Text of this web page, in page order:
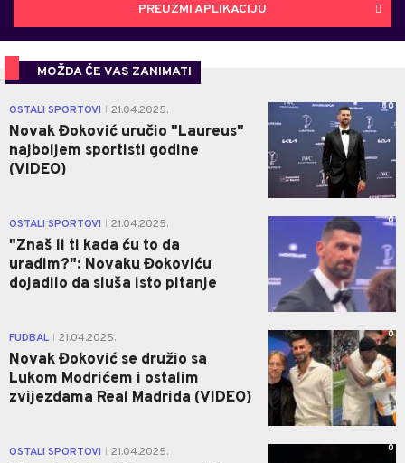
PREUZMI APLIKACIJU
MOŽDA ĆE VAS ZANIMATI
OSTALI SPORTOVI 21.04.2025.
Novak Đoković uručio "Laureus"
najboljem sportisti godine
(VIDEO)
0
OSTALI SPORTOVI 21.04.2025.
"Znaš li ti kada ću to da
uradim?": Novaku Đokoviću
dojadilo da sluša isto pitanje
0
FUDBAL 21.04.2025.
Novak Đoković se družio sa
Lukom Modrićem i ostalim
zvijezdama Real Madrida (VIDEO)
0
OSTALI SPORTOVI 21.04.2025. 0